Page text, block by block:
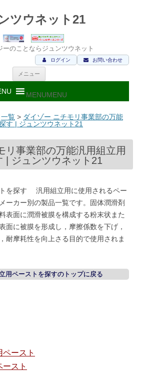
ツウネット21
ーのことならジュンツウネット
お問い合わせ
ログイン
メニュー
ン
ツ
キ
ッ
MENUMENU
一覧 > ダイゾー ニチモリ事業部の万能
す | ジュンツウネット21
リ事業部の万能汎用組立用
| ジュンツウネット21
を探す 汎用組立用に使用されるペー
ーカー別の製品一覧です。固体潤滑剤
表面に潤滑被膜を構成する粉末状また
面に被膜を形成し，摩擦係数を下げ，
耐摩耗性を向上さる目的で使用されま
用ペーストを探すのトップに戻る
ースト
スト